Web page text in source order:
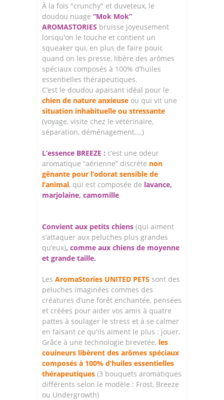
À la fois "crunchy" et duveteux, le
doudou nuage “Mok Mok”
AROMASTORIES bruisse joyeusement
lorsqu'on le touche et contient un
squeaker qui, en plus de faire pouic
quand on les presse, libère des arômes
spéciaux composés à 100% d’huiles
essentielles thérapeutiques.
C’est le doudou apaisant idéal pour le
chien de nature anxieuse ou qui vit une
situation inhabituelle ou stressante
(voyage, visite chez le vétérinaire,
séparation, déménagement….)
L’essence BREEZE : c’est une odeur
aromatique “aérienne” discrète non
gênante pour l’odorat sensible de
l’animal, qui est composée de lavance,
marjolaine, camomille
Convient aux petits chiens (qui aiment
s’attaquer aux peluches plus grandes
qu’eux), comme aux chiens de moyenne
et grande taille.
Les AromaStories UNITED PETS sont des
peluches imaginées commes des
créatures d’une forêt enchantée, pensées
et créées pour aider vos amis à quatre
pattes à soulager le stress et à se calmer
en faisant ce qu'ils aiment le plus : jouer.
Grâce à une technologie brevetée, les
couineurs libèrent des arômes spéciaux
composés à 100% d’huiles essentielles
thérapeutiques (3 bouquets aromatiques
différents selon le modèle : Frost, Breeze
ou Undergrowth)